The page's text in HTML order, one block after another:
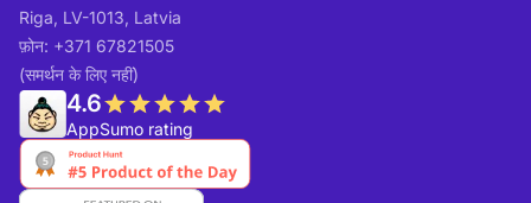
Riga, LV-1013, Latvia
फ़ोन: +371 67821505
(समर्थन के लिए नहीं)
4.6
AppSumo rating